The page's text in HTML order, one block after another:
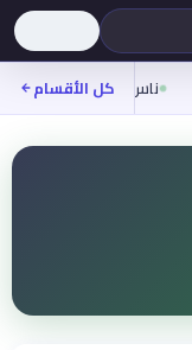
ناس روح
كل الأقسام